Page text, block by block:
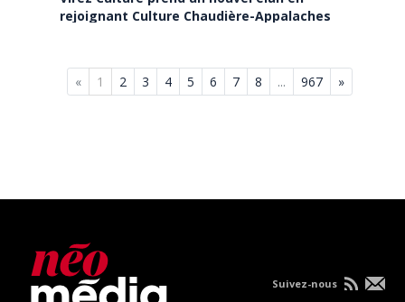
rejoignant Culture Chaudière-Appalaches
« 1 2 3 4 5 6 7 8 ... 967 »
Suivez-nous